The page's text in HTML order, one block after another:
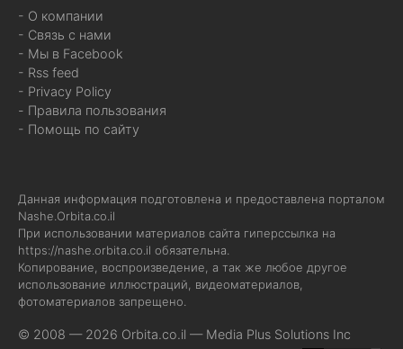
- О компании
- Связь с нами
- Мы в Facebook
- Rss feed
- Privacy Policy
- Правила пользования
- Помощь по сайту
Данная информация подготовлена и предоставлена порталом
Nashe.Orbita.co.il
При использовании материалов сайта гиперссылка на
https://nashe.orbita.co.il обязательна.
Копирование, воспроизведение, а так же любое другое
использование иллюстраций, видеоматериалов,
фотоматериалов запрещено.
© 2008 — 2026 Orbita.co.il — Media Plus Solutions Inc